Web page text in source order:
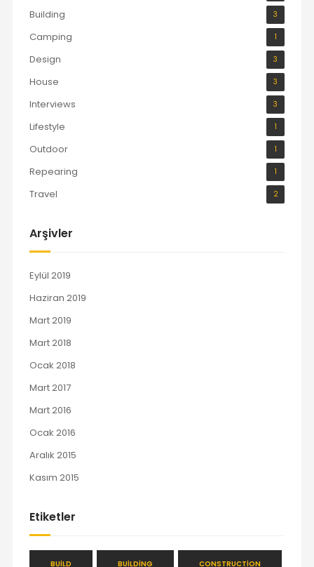
Building 3
Camping 1
Design 3
House 3
Interviews 3
Lifestyle 1
Outdoor 1
Repearing 1
Travel 2
Arşivler
Eylül 2019
Haziran 2019
Mart 2019
Mart 2018
Ocak 2018
Mart 2017
Mart 2016
Ocak 2016
Aralık 2015
Kasım 2015
Etiketler
BUILD BUILDING CONSTRUCTION